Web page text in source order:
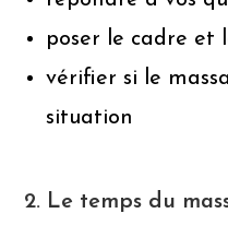
poser le cadre et
vérifier si le
situation
2. Le temps du